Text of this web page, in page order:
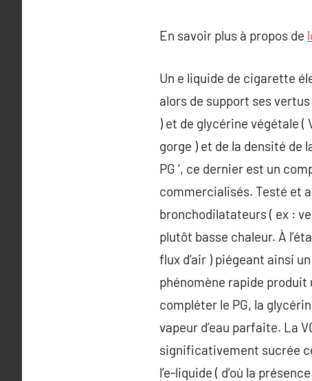
En savoir plus à propos de
Un e liquide de cigarette
alors de support ses
) et de glycérine végétale (
gorge ) et de la densité de
PG ‘, ce dernier est un
commercialisés. Testé et
bronchodilatateurs ( ex :
plutôt basse chaleur. À
flux d’air ) piégeant ainsi
phénomène rapide produit
compléter le PG, la
vapeur d’eau parfaite. La
significativement sucrée
l’e-liquide ( d’où la